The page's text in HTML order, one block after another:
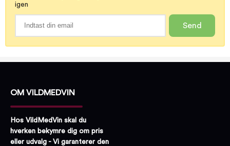
igen
Send
OM VILDMEDVIN
Hos VildMedVin skal du
hverken bekymre dig om pris
eller udvalg - Vi garanterer den